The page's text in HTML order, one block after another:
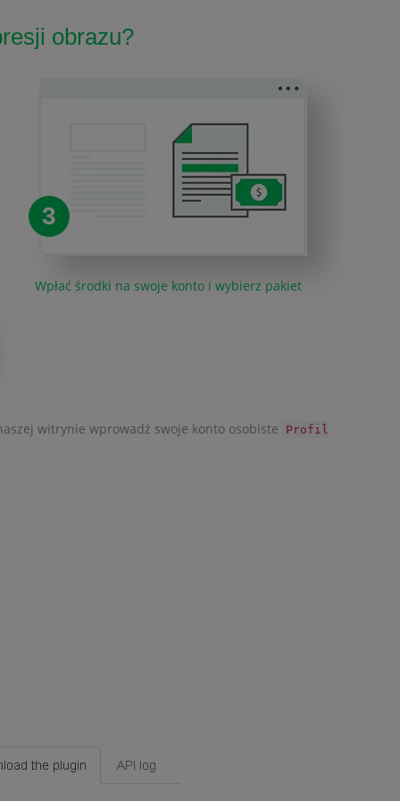
obrazu?
3
Wpłać środki na swoje konto i wybierz pakiet
witrynie wprowadź swoje konto osobiste Profil